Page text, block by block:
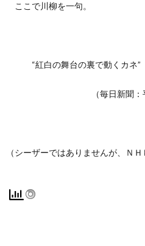
ここで川柳を一句。
“紅白の舞台の裏で動くカネ”
（毎日新聞：平成１６
（シーザーではありませんが、ＮＨ